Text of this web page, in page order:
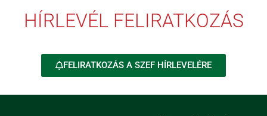
HÍRLEVÉL FELIRATKOZÁS
FELIRATKOZÁS A SZEF HÍRLEVELÉRE